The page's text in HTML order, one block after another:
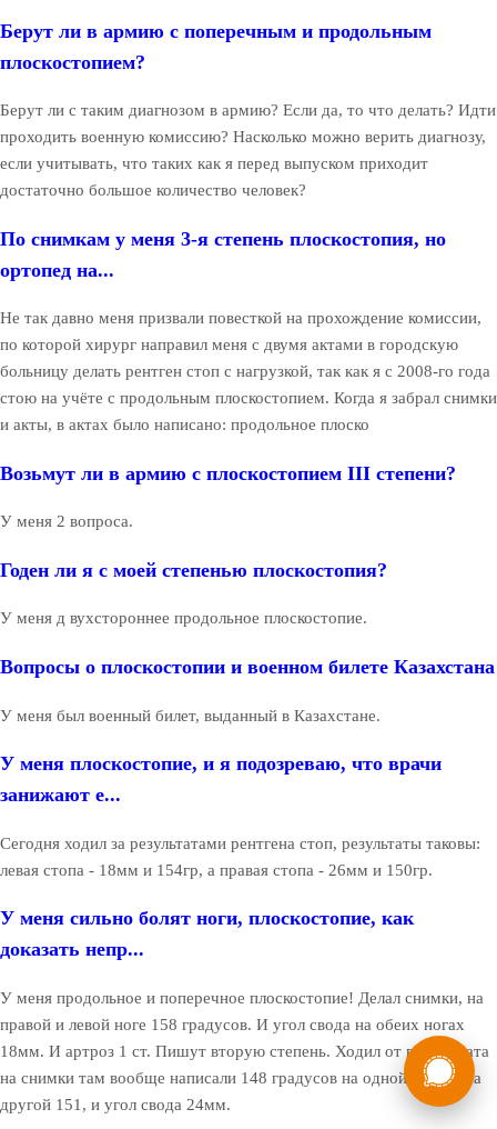
Берут ли в армию с поперечным и продольным
плоскостопием?
Берут ли с таким диагнозом в армию? Если да, то что делать? Идти
проходить военную комиссию? Насколько можно верить диагнозу,
если учитывать, что таких как я перед выпуском приходит
достаточно большое количество человек?
По снимкам у меня 3-я степень плоскостопия, но
ортопед на...
Не так давно меня призвали повесткой на прохождение комиссии,
по которой хирург направил меня с двумя актами в городскую
больницу делать рентген стоп с нагрузкой, так как я с 2008-го года
стою на учёте с продольным плоскостопием. Когда я забрал снимки
и акты, в актах было написано: продольное плоско
Возьмут ли в армию с плоскостопием III степени?
У меня 2 вопроса.
Годен ли я с моей степенью плоскостопия?
У меня д вухстороннее продольное плоскостопие.
Вопросы о плоскостопии и военном билете Казахстана
У меня был военный билет, выданный в Казахстане.
У меня плоскостопие, и я подозреваю, что врачи
занижают е...
Сегодня ходил за результатами рентгена стоп, результаты таковы:
левая стопа - 18мм и 154гр, а правая стопа - 26мм и 150гр.
У меня сильно болят ноги, плоскостопие, как
доказать непр...
У меня продольное и поперечное плоскостопие! Делал снимки, на
правой и левой ноге 158 градусов. И угол свода на обеих ногах
18мм. И артроз 1 ст. Пишут вторую степень. Ходил от военкомата
на снимки там вообще написали 148 градусов на одной ноге, а на
другой 151, и угол свода 24мм.
Мы в России
Бесплатная
консультация